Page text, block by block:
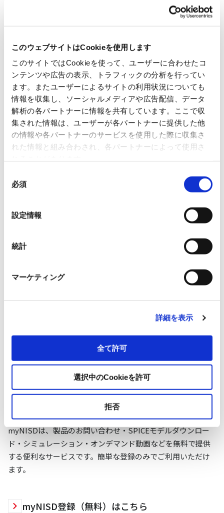
このウェブサイトはCookieを使用します
このサイトではCookieを使って、ユーザーに合わせたコ
ンテンツや広告の表示、トラフィックの分析を行ってい
ます。またユーザーによるサイトの利用状況についても
情報を収集し、ソーシャルメディアや広告配信、データ
解析の各パートナーに情報を共有しています。ここで収
集された情報は、ユーザーが各パートナーに提供した他
の情報や各パートナーのサービスを使用した際に収集さ
れた情報と組み合わされ、各パートナーによって使用さ
必須
設定情報
統計
マーケティング
詳細を表示
全て許可
選択中のCookieを許可
拒否
日清紡マイクロデバイス ニュース
ルーム
ニュースやイベント情報を今すぐチェック！
ニュースルームはこちら
日清紡マイクロデバイス myNISD
myNISDは、製品のお問い合わせ・SPICEモデルダウンロー
ド・シミュレーション・オンデマンド動画などを無料で提供
する便利なサービスです。簡単な登録のみでご利用いただけ
ます。
myNISD登録（無料）はこちら